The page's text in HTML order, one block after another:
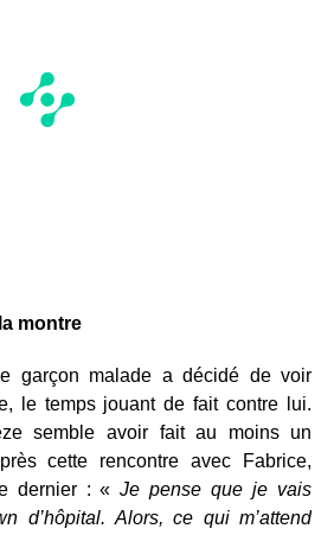
montre
garçon malade a décidé de voir
le temps jouant de fait contre lui.
semble avoir fait au moins un
cette rencontre avec Fabrice,
dernier : «Je pense que je vais
d’hôpital. Alors, ce qui m’attend